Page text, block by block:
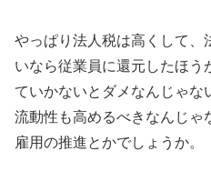
やっぱり法人税は高くして、
いなら従業員に還元したほ
ていかないとダメなんじゃ
流動性も高めるべきなんじ
雇用の推進とかでしょうか。